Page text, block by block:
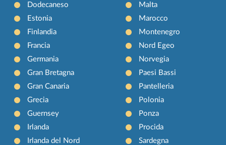
Dodecaneso
Estonia
Finlandia
Francia
Germania
Gran Bretagna
Gran Canaria
Grecia
Guernsey
Irlanda
Irlanda del Nord
Malta
Marocco
Montenegro
Nord Egeo
Norvegia
Paesi Bassi
Pantelleria
Polonia
Ponza
Procida
Sardegna